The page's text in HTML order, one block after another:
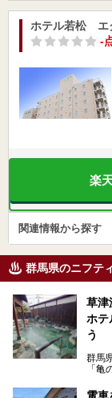
ホテル若松 エ
-
楽
関連情報から探す
群馬県のニフテ
草津
ホテ
う
群馬
「
ロビ
電車